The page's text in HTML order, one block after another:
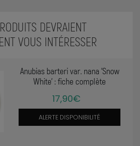
DEVRAIENT
VOUS INTÉRESSER
Anubias barteri var. nana 'Snow
White' : fiche complète
17,90€
ALERTE DISPONIBILITÉ